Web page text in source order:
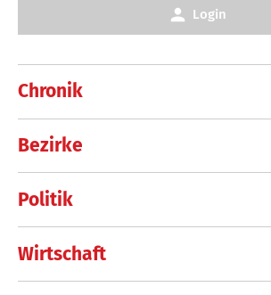
Chronik
Bezirke
Politik
Wirtschaft
Login